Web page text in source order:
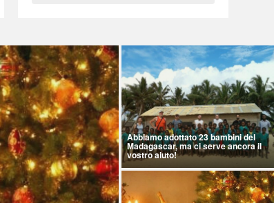
Abbiamo adottato 23 bambini del
Madagascar, ma ci serve ancora il
vostro aiuto!